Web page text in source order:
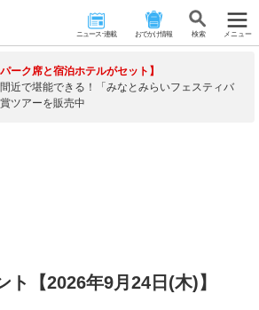
ニュース･連載 おでかけ情報 検 索 メニュー
パーク席と宿泊ホテルがセット】
近で堪能できる！「みなとみらいフェスティバ
ツアーを販売中
ト【2026年9月24日(木)】